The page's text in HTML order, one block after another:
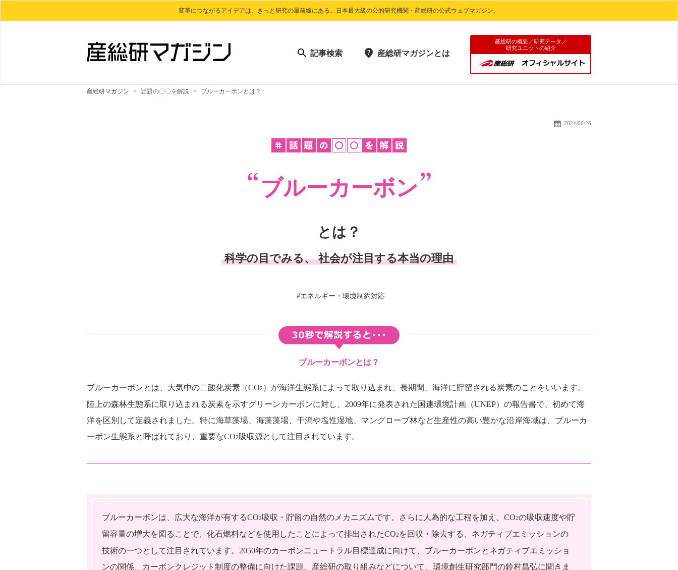
変革につながるアイデアは、きっと研究の最前線にある。日本最大級の公的研究機関・産総研の公式ウェブマガジン。
記事検索 産総研マガジンとは
産総研の概要／研究データ／
研究ユニットの紹介
産総研マガジン > 話題の〇〇を解説 > ブルーカーボンとは？
2024/06/26
ブルーカーボン
とは？
科学の目でみる、社会が注目する本当の理由
#エネルギー・環境制約対応
ブルーカーボンとは？
ブルーカーボンとは、大気中の二酸化炭素（CO2 ）が海洋生態系によって取り込まれ、長期間、海洋に貯留される炭素のことをいいます。
陸上の森林生態系に取り込まれる炭素を示すグリーンカーボンに対し、2009年に発表された国連環境計画（UNEP）の報告書で、初めて海
洋を区別して定義されました。特に海草藻場、海藻藻場、干潟や塩性湿地、マングローブ林など生産性の高い豊かな沿岸海域は、ブルーカ
ーボン生態系と呼ばれており、重要なCO2 吸収源として注目されています。
ブルーカーボンは、広大な海洋が有するCO2 吸収・貯留の自然のメカニズムです。さらに人為的な工程を加え、CO2の吸収速度や貯
留容量の増大を図ることで、化石燃料などを使用したことによって排出されたCO2 を回収・除去する、ネガティブエミッションの
技術の一つとして注目されています。2050年のカーボンニュートラル目標達成に向けて、ブルーカーボンとネガティブエミッショ
ンの関係、カーボンクレジット制度の整備に向けた課題、産総研の取り組みなどについて、環境創生研究部門の鈴村昌弘に聞きま